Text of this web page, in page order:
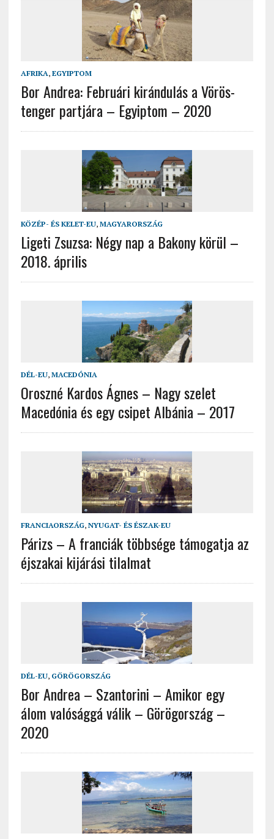
AFRIKA, EGYIPTOM
Bor Andrea: Februári kirándulás a Vörös-
tenger partjára – Egyiptom – 2020
KÖZÉP- ÉS KELET-EU, MAGYARORSZÁG
Ligeti Zsuzsa: Négy nap a Bakony körül –
2018. április
DÉL-EU, MACEDÓNIA
Oroszné Kardos Ágnes – Nagy szelet
Macedónia és egy csipet Albánia – 2017
FRANCIAORSZÁG, NYUGAT- ÉS ÉSZAK-EU
Párizs – A franciák többsége támogatja az
éjszakai kijárási tilalmat
DÉL-EU, GÖRÖGORSZÁG
Bor Andrea – Szantorini – Amikor egy
álom valósággá válik – Görögország –
2020